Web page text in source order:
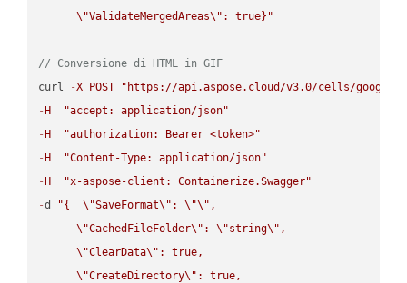
\"ValidateMergedAreas\" : true}"
// Conversione di HTML in GIF
curl
-X POST
"https://api.aspose.cloud/v3.0/cells/
- H
"accept: application/json"
- H
"authorization: Bearer <token>"
- H
"Content-Type: application/json"
- H
"x-aspose-client: Containerize.Swagger"
-d "{ \"SaveFormat\" : \"\" ,
\"CachedFileFolder\" : \"string\" ,
\"ClearData\" : true,
\"CreateDirectory\" : true,